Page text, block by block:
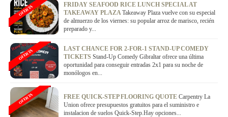
FRIDAY SEAFOOD RICE LUNCH SPECIAL AT
TAKEAWAY PLAZA Takeaway Plaza vuelve con su especial
de almuerzo de los viernes: su popular arroz de marisco, recién
preparado y...
OFERTA
LAST CHANCE FOR 2-FOR-1 STAND-UP COMEDY
TICKETS Stand-Up Comedy Gibraltar ofrece una última
oportunidad para conseguir entradas 2x1 para su noche de
monólogos en...
OFERTA
FREE QUICK-STEP FLOORING QUOTE Carpentry La
Union ofrece presupuestos gratuitos para el suministro e
instalacion de suelos Quick-Step.Hay opciones...
OFERTA